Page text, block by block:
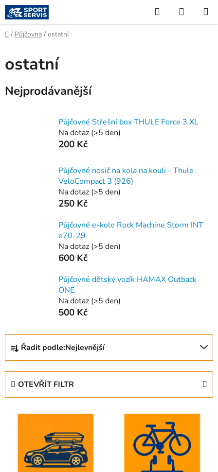
Přejít
na
obsah
Hledat
KOŠÍK
Domů
/ Půjčovna / ostatní
ostatní
Nejprodávanější
Půjčovné Střešní box THULE Force 3 XL
Na dotaz (>5 den)
200 Kč
Půjčovné nosič na kola na kouli - Thule
VeloCompact 3 (926)
Na dotaz (>5 den)
250 Kč
Půjčovné e-kolo Rock Machine Storm INT
e70-29
Na dotaz (>5 den)
600 Kč
Půjčovné dětský vozík HAMAX Outback
ONE
Na dotaz (>5 den)
500 Kč
Ř
z
Řadit podle:Nejlevnější
OTEVŘÍT FILTR